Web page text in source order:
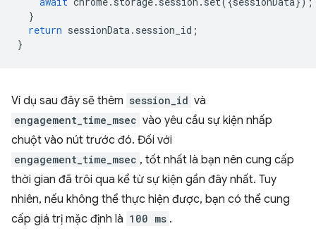
}
return sessionData. session_id ;
}
Ví dụ sau đây sẽ thêm session_id và
engagement_time_msec vào yêu cầu sự kiện nhấp
chuột vào nút trước đó. Đối với
engagement_time_msec , tốt nhất là bạn nên cung cấp
thời gian đã trôi qua kể từ sự kiện gần đây nhất. Tuy
nhiên, nếu không thể thực hiện được, bạn có thể cung
cấp giá trị mặc định là 100 ms .